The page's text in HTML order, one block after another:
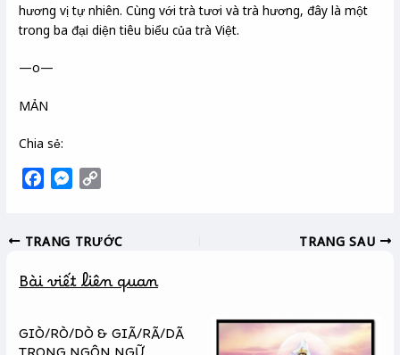
hương vị tự nhiên. Cùng với trà tươi và trà hương, đây là một
trong ba đại diện tiêu biểu của trà Việt.
—o—
MẢN
Chia sẻ:
e
o
k
M
s
n
e
r
y
i
k
TRANG TRƯỚC TRANG SAU
Bài viết liên quan
GIÒ/RÒ/DÒ & GIÃ/RÃ/DÃ